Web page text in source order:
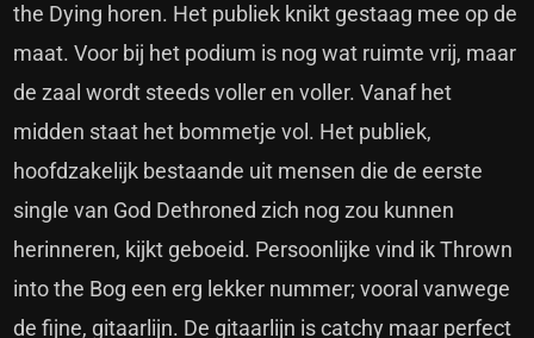
the Dying horen. Het publiek knikt gestaag mee op de
maat. Voor bij het podium is nog wat ruimte vrij, maar
de zaal wordt steeds voller en voller. Vanaf het
midden staat het bommetje vol. Het publiek,
hoofdzakelijk bestaande uit mensen die de eerste
single van God Dethroned zich nog zou kunnen
herinneren, kijkt geboeid. Persoonlijke vind ik Thrown
into the Bog een erg lekker nummer; vooral vanwege
de fijne, gitaarlijn. De gitaarlijn is catchy maar perfect